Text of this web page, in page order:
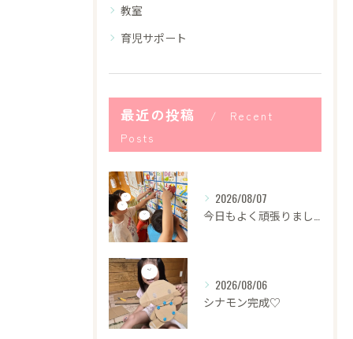
教室
育児サポート
最近の投稿
Recent
Posts
2026/08/07
2026/08/06
シナモン完成♡